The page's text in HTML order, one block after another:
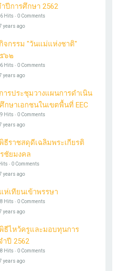
ปีการศึกษา 2562
Hits ‧ 0 Comments
years ago
จกรรม "วันแม่แห่งชาติ"
๖๒
Hits ‧ 0 Comments
years ago
ารประชุมวางแผนการดำเนิน
กษาเอกชนในเขตพื้นที่ EEC
Hits ‧ 0 Comments
years ago
ธีราชสดุดีเฉลิมพระเกียรติ
ชัยมงคล
‧ 0 Comments
years ago
ห่เทียนเข้าพรรษา
Hits ‧ 0 Comments
years ago
ธีไหว้ครูและมอบทุนการ
ปี 2562
Hits ‧ 0 Comments
years ago